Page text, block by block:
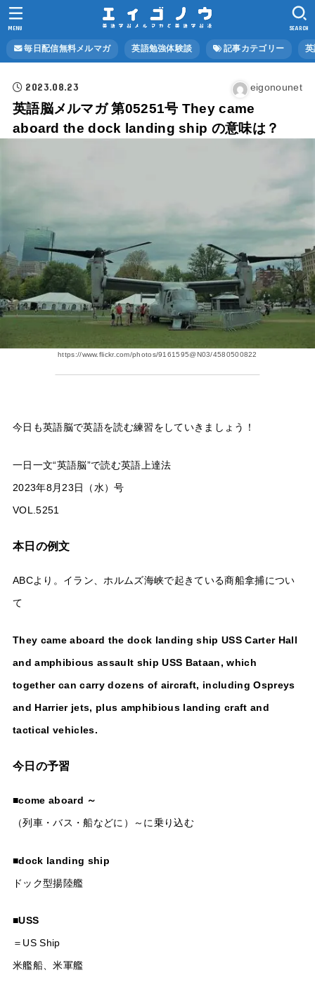
毎日配信無料メルマガ 英語勉強体験談 記事カテゴリー
SEARCH
MENU
2023.08.23 eigonounet
英語脳メルマガ 第05251号 They came
aboard the dock landing ship の意味は？
https://www.flickr.com/photos/9161595@N03/4580500822
今日も英語脳で英語を読む練習をしていきましょう！
一日一文“英語脳”で読む英語上達法
2023年8月23日（水）号
VOL.5251
本日の例文
ABCより。イラン、ホルムズ海峡で起きている商船拿捕につい
て
They came aboard the dock landing ship USS Carter Hall
and amphibious assault ship USS Bataan, which
together can carry dozens of aircraft, including Ospreys
and Harrier jets, plus amphibious landing craft and
tactical vehicles.
今日の予習
■come aboard ～
（列車・バス・船などに）～に乗り込む
■dock landing ship
ドック型揚陸艦
■USS
＝US Ship
米艦船、米軍艦